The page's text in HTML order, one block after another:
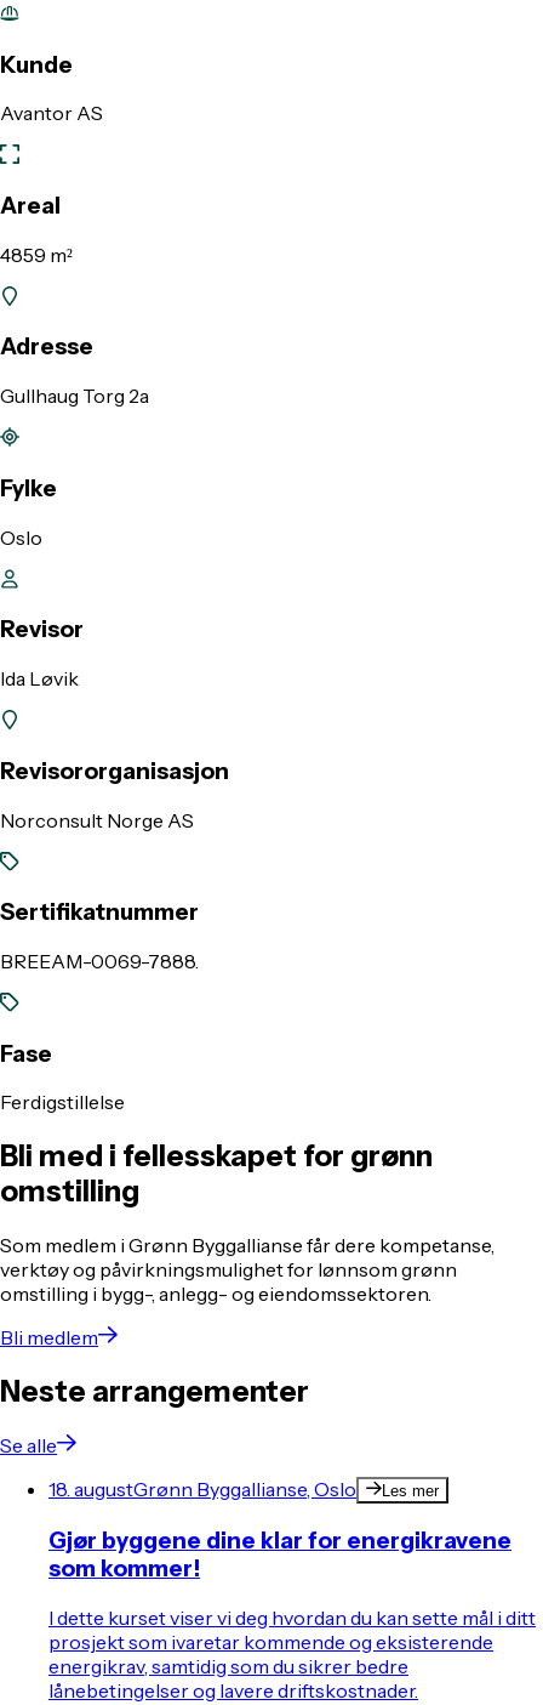
Kunde
Avantor AS
Areal
4859 m²
Adresse
Gullhaug Torg 2a
Fylke
Oslo
Revisor
Ida Løvik
Revisororganisasjon
Norconsult Norge AS
Sertifikatnummer
BREEAM-0069-7888.
Fase
Ferdigstillelse
Bli med i fellesskapet for grønn
omstilling
Som medlem i Grønn Byggallianse får dere kompetanse,
verktøy og påvirkningsmulighet for lønnsom grønn
omstilling i bygg-, anlegg- og eiendomssektoren.
Bli medlem
Neste arrangementer
Se alle
18. augustGrønn Byggallianse, Oslo Les mer
Gjør byggene dine klar for energikravene
som kommer!
I dette kurset viser vi deg hvordan du kan sette mål i ditt
prosjekt som ivaretar kommende og eksisterende
energikrav, samtidig som du sikrer bedre
lånebetingelser og lavere driftskostnader.